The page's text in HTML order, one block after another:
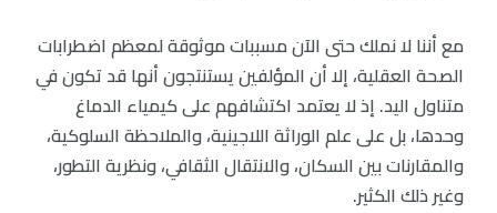
مع أننا لا نملك حتى الآن مسببات موثوقة لمعظم اضطرابات
الصحة العقلية، إلا أن المؤلفين يستنتجون أنها قد تكون في
متناول اليد. إذ لا يعتمد اكتشافهم على كيمياء الدماغ
وحدها، بل على علم الوراثة اللاجينية، والملاحظة السلوكية،
والمقارنات بين السكان، والانتقال الثقافي، ونظرية التطور،
وغير ذلك الكثير.